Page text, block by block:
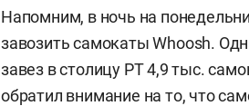
Напомним, в ночь на
завозить самокаты Whoosh.
завез в столицу РТ 4,9 тыс.
обратил внимание на то, что